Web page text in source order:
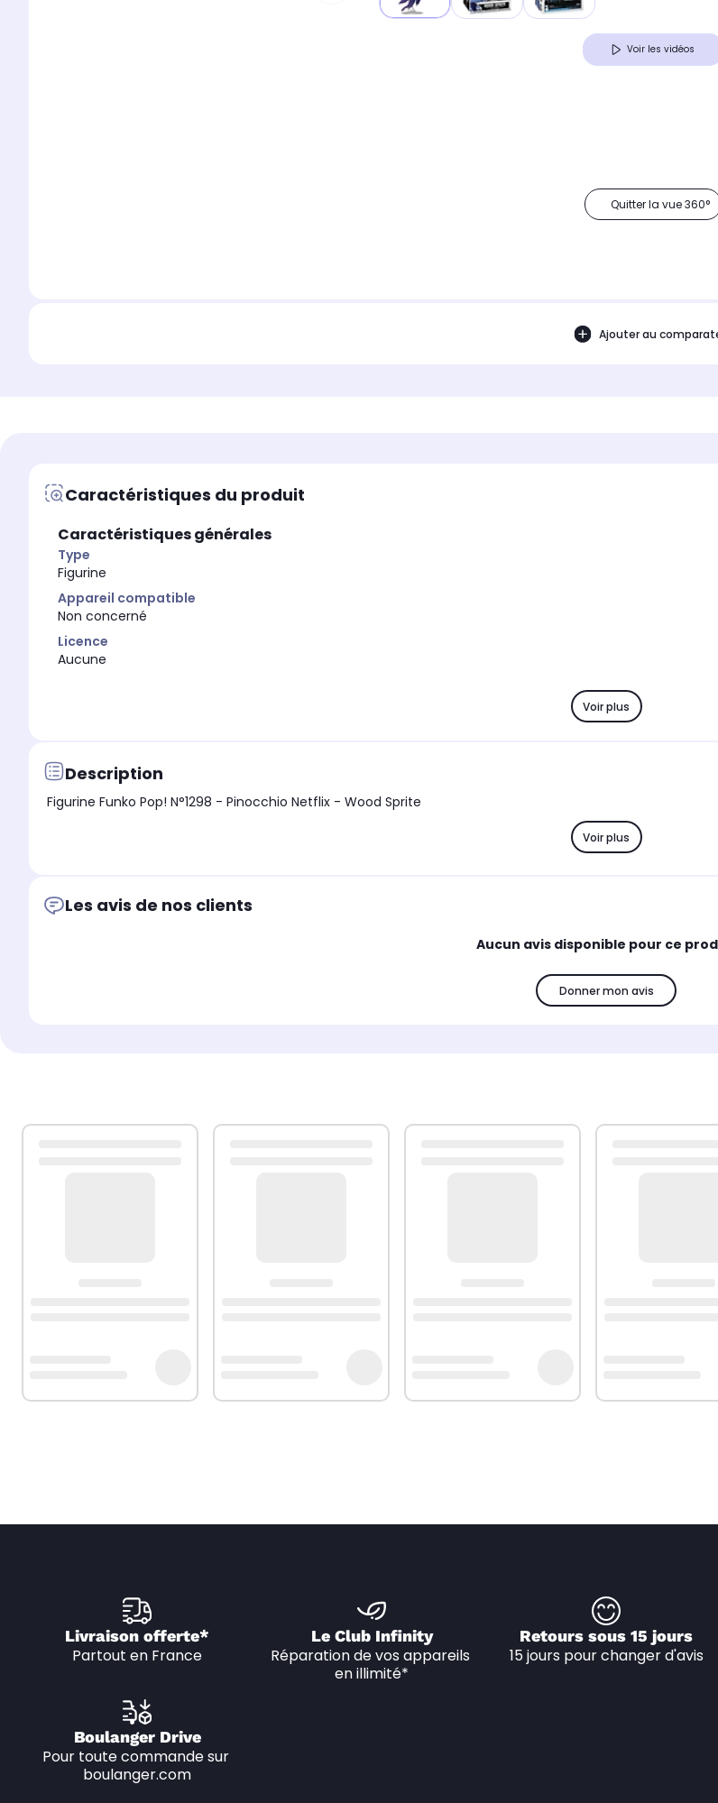
Voir les vidéos
Quitter la vue 360°
Ajouter au
Caractéristiques du produit
Caractéristiques générales
Type
Figurine
Appareil compatible
Non concerné
Licence
Aucune
Voir plus
Description
Figurine Funko Pop! N°1298 - Pinocchio Netflix - Wood Sprite
Voir plus
Les avis de nos clients
Aucun avis disponible pour ce
Donner mon avis
Livraison offerte*
Partout en France
Le Club Infinity
Réparation de vos appareils
en illimité*
Retours sous 15 jours
15 jours pour changer d'avis
Boulanger Drive
Pour toute commande sur
boulanger.com